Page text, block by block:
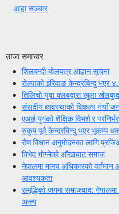
आहा सञ्चार
ताजा समाचार
शिलबन्दी बोलपत्र आह्वान सूचना
रोल्पाको इरिवाङ केन्द्रबिन्दु भएर
तिलिचो युवा क्लबद्वारा खुला
संसदीय व्यवस्थाको विकल्प नयाँ
एआई युगको शैक्षिक विमर्श र
रुकुम पूर्व केन्द्रविन्दु भएर भूकम्प
रोम विधान अनुमोदनका लागि
विभेद भोग्नेको आँखाबाट समाज
नेपालमा मानव अधिकारको
आवश्यकता
समृद्धिको जगमा समाजवाद:
अन्त्य